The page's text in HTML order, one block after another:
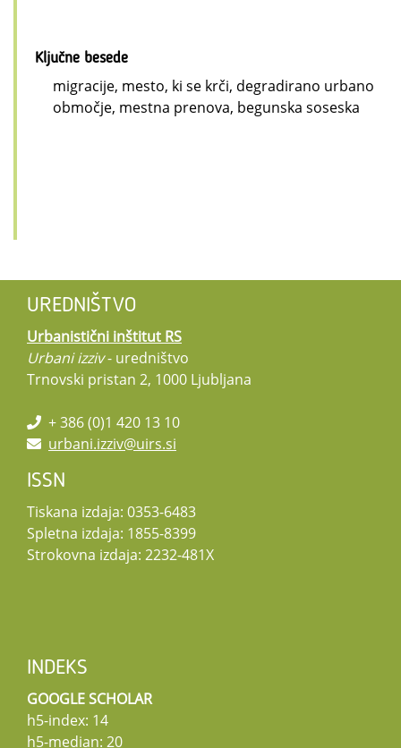
Ključne besede
migracije, mesto, ki se krči, degradirano urbano
območje, mestna prenova, begunska soseska
UREDNIŠTVO
Urbanistični inštitut RS
Urbani izziv- uredništvo
Trnovski pristan 2, 1000 Ljubljana
+ 386 (0)1 420 13 10
urbani.izziv@uirs.si
ISSN
Tiskana izdaja: 0353-6483
Spletna izdaja: 1855-8399
Strokovna izdaja: 2232-481X
INDEKS
GOOGLE SCHOLAR
h5-index: 14
h5-median: 20